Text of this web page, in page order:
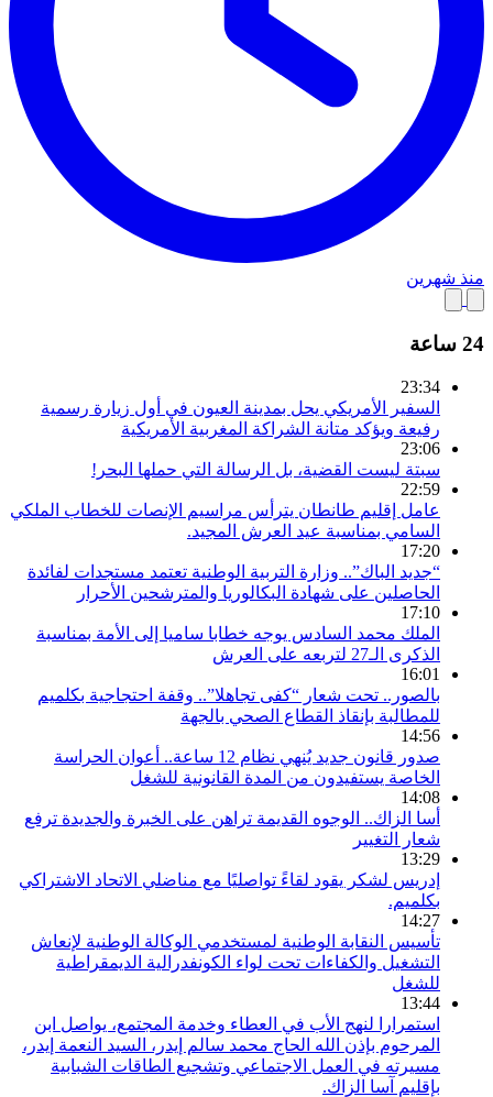
منذ شهرين
24 ساعة
23:34
السفير الأمريكي يحل بمدينة العيون في أول زيارة رسمية
رفيعة ويؤكد متانة الشراكة المغربية الأمريكية
23:06
سبتة ليست القضية، بل الرسالة التي حملها البحر!
22:59
عامل إقليم طانطان يترأس مراسيم الإنصات للخطاب الملكي
السامي بمناسبة عيد العرش المجيد.
17:20
“جديد الباك”.. وزارة التربية الوطنية تعتمد مستجدات لفائدة
الحاصلين على شهادة البكالوريا والمترشحين الأحرار
17:10
الملك محمد السادس يوجه خطابا ساميا إلى الأمة بمناسبة
الذكرى الـ27 لتربعه على العرش
16:01
بالصور.. تحت شعار “كفى تجاهلا”.. وقفة احتجاجية بكلميم
للمطالبة بإنقاذ القطاع الصحي بالجهة
14:56
صدور قانون جديد يُنهي نظام 12 ساعة.. أعوان الحراسة
الخاصة يستفيدون من المدة القانونية للشغل
14:08
أسا الزاك.. الوجوه القديمة تراهن على الخبرة والجديدة ترفع
شعار التغيير
13:29
إدريس لشكر يقود لقاءً تواصليًا مع مناضلي الاتحاد الاشتراكي
بكلميم.
14:27
تأسيس النقابة الوطنية لمستخدمي الوكالة الوطنية لإنعاش
التشغيل والكفاءات تحت لواء الكونفدرالية الديمقراطية
للشغل
13:44
استمرارا لنهج الأب في العطاء وخدمة المجتمع، يواصل ابن
المرحوم بإذن الله الحاج محمد سالم إيدر، السيد النعمة إيدر،
مسيرته في العمل الاجتماعي وتشجيع الطاقات الشبابية
بإقليم آسا الزاك.